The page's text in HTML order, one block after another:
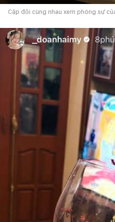
Cặp đôi cùng nhau xem phóng sự